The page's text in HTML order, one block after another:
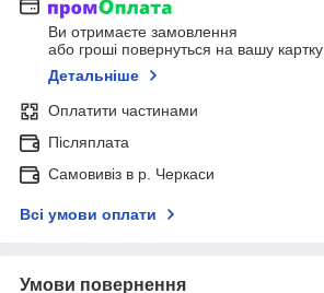
Ви отримаєте замовлення
або гроші повернуться на вашу картку
Детальніше
Оплатити частинами
Післяплата
Самовивіз в р. Черкаси
Всі умови оплати
Умови повернення